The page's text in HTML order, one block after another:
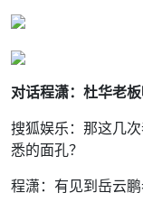
对话程潇：杜华老
搜狐娱乐：那这几
悉的面孔？
程潇：有见到岳云